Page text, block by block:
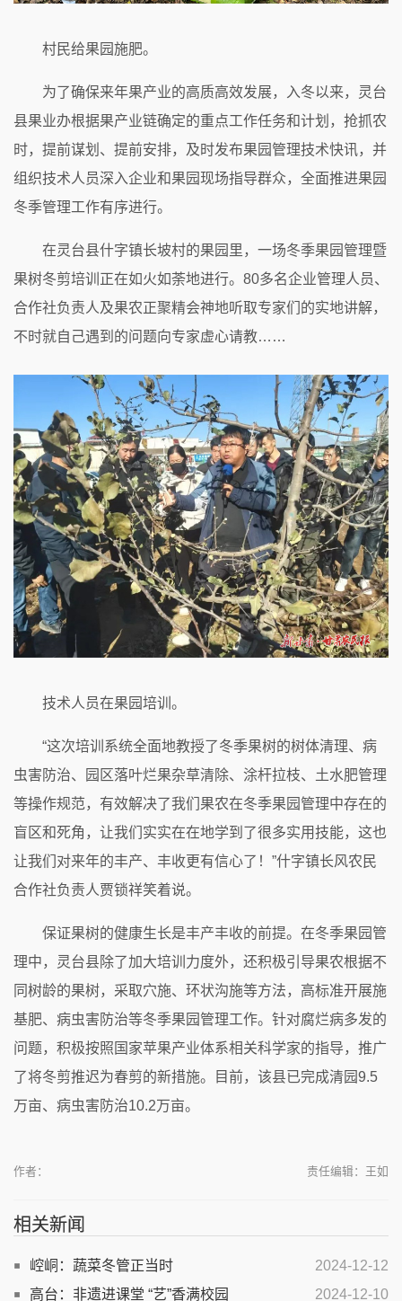
村民给果园施肥。
为了确保来年果产业的高质高效发展，入冬以来，灵台
县果业办根据果产业链确定的重点工作任务和计划，抢抓农
时，提前谋划、提前安排，及时发布果园管理技术快讯，并
组织技术人员深入企业和果园现场指导群众，全面推进果园
冬季管理工作有序进行。
在灵台县什字镇长坡村的果园里，一场冬季果园管理暨
果树冬剪培训正在如火如荼地进行。80多名企业管理人员、
合作社负责人及果农正聚精会神地听取专家们的实地讲解，
不时就自己遇到的问题向专家虚心请教……
技术人员在果园培训。
“这次培训系统全面地教授了冬季果树的树体清理、病
虫害防治、园区落叶烂果杂草清除、涂杆拉枝、土水肥管理
等操作规范，有效解决了我们果农在冬季果园管理中存在的
盲区和死角，让我们实实在在地学到了很多实用技能，这也
让我们对来年的丰产、丰收更有信心了！”什字镇长风农民
合作社负责人贾锁祥笑着说。
保证果树的健康生长是丰产丰收的前提。在冬季果园管
理中，灵台县除了加大培训力度外，还积极引导果农根据不
同树龄的果树，采取穴施、环状沟施等方法，高标准开展施
基肥、病虫害防治等冬季果园管理工作。针对腐烂病多发的
问题，积极按照国家苹果产业体系相关科学家的指导，推广
了将冬剪推迟为春剪的新措施。目前，该县已完成清园9.5
万亩、病虫害防治10.2万亩。
责任编辑：王如
作者：
相关新闻
2024-12-12
崆峒：蔬菜冬管正当时
2024-12-10
高台：非遗进课堂 “艺”香满校园